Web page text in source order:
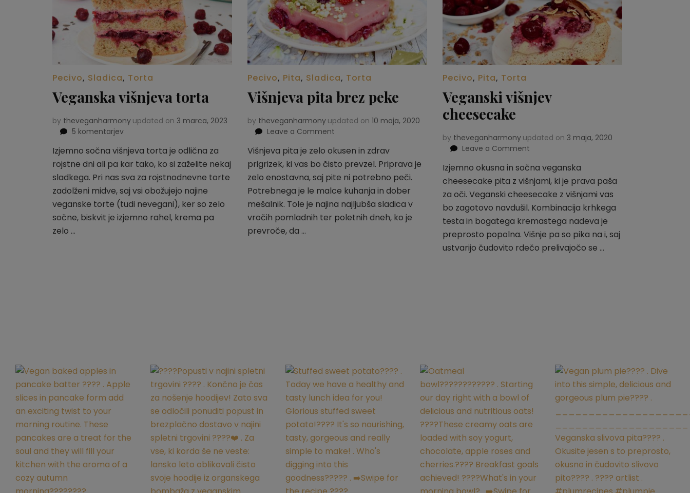
Pecivo, Sladica, Torta
Veganska višnjeva torta
by theveganharmony updated on 3 marca, 2023
5 komentarjev
višnjeva
torta
Izjemno sočna višnjeva torta je odlična za
rojstne dni ali pa kar tako, ko si zaželite nekaj
sladkega. Pri nas sva za rojstnodnevne torte
zadolženi midve, saj vsi obožujejo najine
veganske torte (tudi nevegani), ker so zelo
sočne, biskvit je izjemno rahel, krema pa
zelo …
Pecivo, Pita, Sladica, Torta
Višnjeva pita brez peke
by theveganharmony updated on 10 maja, 2020
Leave a Comment
pita
brez
peke
Višnjeva pita je zelo okusen in zdrav
prigrizek, ki vas bo čisto prevzel. Priprava je
zelo enostavna, saj pite ni potrebno peči.
Potrebnega je le malce kuhanja in dober
mešalnik. Tole je najina najljubša sladica v
vročih pomladnih ter poletnih dneh, ko je
prevroče, da …
Pecivo, Pita, Torta
Veganski višnjev
cheesecake
by theveganharmony updated on 3 maja, 2020
Leave a Comment
višnjev
cheesecake
Izjemno okusna in sočna veganska
cheesecake pita z višnjami, ki je prava paša
za oči. Veganski cheesecake z višnjami vas
bo zagotovo navdušil. Kombinacija krhkega
testa in bogatega kremastega nadeva je
preprosto popolna. Višnje pa so pika na i, saj
ustvarijo čudovito rdečo prelivajočo se …